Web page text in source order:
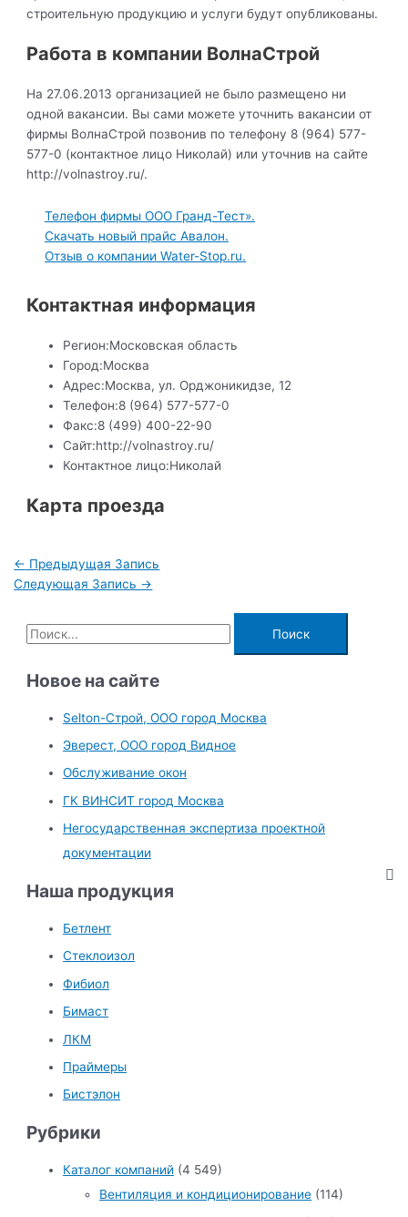
строительную продукцию и услуги будут опубликованы.
Работа в компании ВолнаСтрой
На 27.06.2013 организацией не было размещено ни
одной вакансии. Вы сами можете уточнить вакансии от
фирмы ВолнаСтрой позвонив по телефону 8 (964) 577-
577-0 (контактное лицо Николай) или уточнив на сайте
http://volnastroy.ru/.
Телефон фирмы ООО Гранд-Тест».
Скачать новый прайс Авалон.
Отзыв о компании Water-Stop.ru.
Контактная информация
Регион:Московская область
Город:Москва
Адрес:Москва, ул. Орджоникидзе, 12
Телефон:8 (964) 577-577-0
Факс:8 (499) 400-22-90
Сайт:http://volnastroy.ru/
Контактное лицо:Николай
Карта проезда
Навигация
по
← Предыдущая Запись
Следующая Запись →
П
о
иНовое на сайте
Selton-Строй, OOO город Москва
Эверест, ООО город Видное
Обслуживание окон
ГК ВИНСИТ город Москва
Негосударственная экспертиза проектной
документации
Наша продукция
Бетлент
Стеклоизол
Фибиол
Бимаст
ЛКМ
Праймеры
Бистэлон
Рубрики
Каталог компаний (4 549)
Вентиляция и кондиционирование (114)